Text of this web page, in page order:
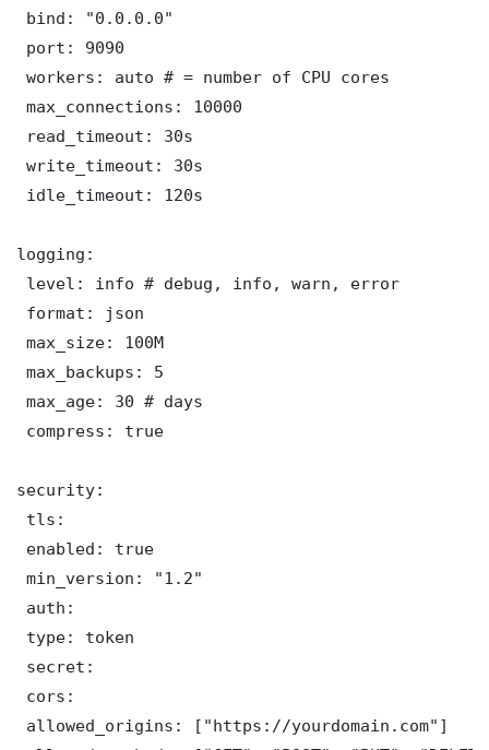
bind: "0.0.0.0"
port: 9090
workers: auto # = number of CPU cores
max_connections: 10000
read_timeout: 30s
write_timeout: 30s
idle_timeout: 120s
logging:
level: info # debug, info, warn, error
format: json
max_size: 100M
max_backups: 5
max_age: 30 # days
compress: true
security:
tls:
enabled: true
min_version: "1.2"
auth:
type: token
secret:
cors:
allowed_origins: ["https://yourdomain.com"]